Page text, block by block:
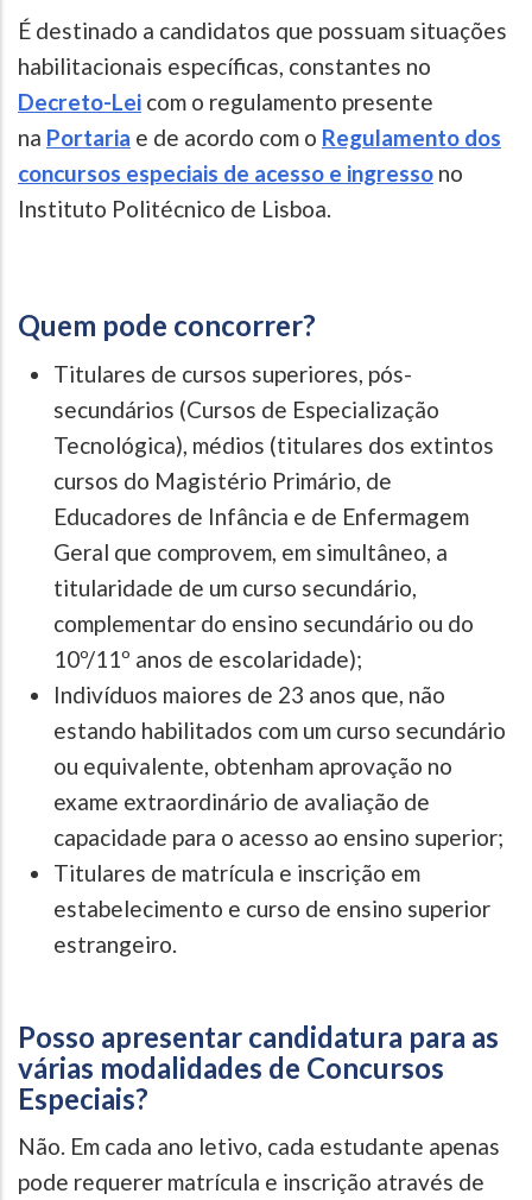
É destinado a candidatos que possuam situações
habilitacionais específicas, constantes no
Decreto-Lei com o regulamento presente
na Portaria e de acordo com o Regulamento dos
concursos especiais de acesso e ingresso no
Instituto Politécnico de Lisboa.
Quem pode concorrer?
Titulares de cursos superiores, pós-
secundários (Cursos de Especialização
Tecnológica), médios (titulares dos extintos
cursos do Magistério Primário, de
Educadores de Infância e de Enfermagem
Geral que comprovem, em simultâneo, a
titularidade de um curso secundário,
complementar do ensino secundário ou do
10º/11º anos de escolaridade);
Indivíduos maiores de 23 anos que, não
estando habilitados com um curso secundário
ou equivalente, obtenham aprovação no
exame extraordinário de avaliação de
capacidade para o acesso ao ensino superior;
Titulares de matrícula e inscrição em
estabelecimento e curso de ensino superior
estrangeiro.
Posso apresentar candidatura para as
várias modalidades de Concursos
Especiais?
Não. Em cada ano letivo, cada estudante apenas
pode requerer matrícula e inscrição através de